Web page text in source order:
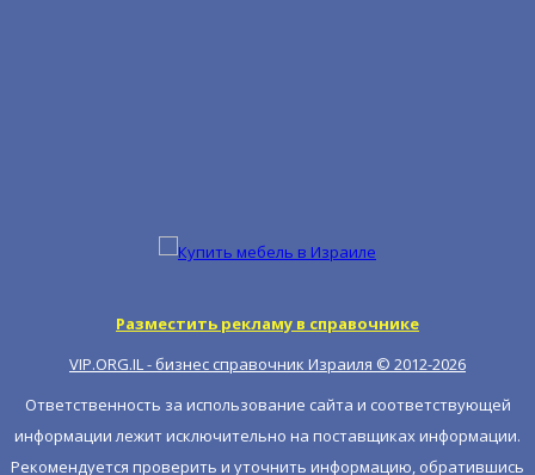
Разместить рекламу в справочнике
VIP.ORG.IL - бизнес справочник Израиля © 2012-2026
Ответственность за использование сайта и соответствующей
информации лежит исключительно на поставщиках информации.
Рекомендуется проверить и уточнить информацию, обратившись